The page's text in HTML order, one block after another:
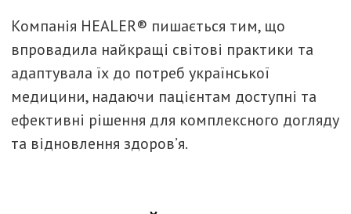
Компанія HEALER® пишається тим, що
впровадила найкращі світові практики та
адаптувала їх до потреб української
медицини, надаючи пацієнтам доступні та
ефективні рішення для комплексного догляду
та відновлення здоров’я.